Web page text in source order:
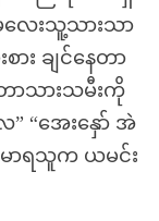
ေးသူ့သားသာ
ချင်နေတာ
သားသမီးကို
” “အေးနှော် အဲ
ာရသူက ယမင်း